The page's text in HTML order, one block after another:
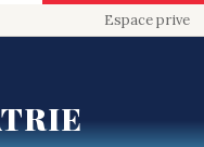
Espace prive